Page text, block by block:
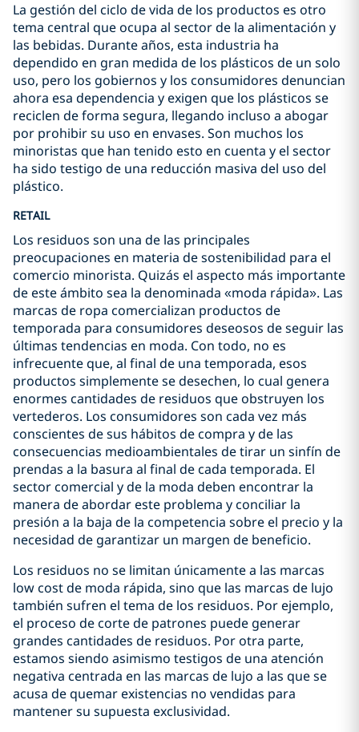
La gestión del ciclo de vida de los productos es otro
tema central que ocupa al sector de la alimentación y
las bebidas. Durante años, esta industria ha
dependido en gran medida de los plásticos de un solo
uso, pero los gobiernos y los consumidores denuncian
ahora esa dependencia y exigen que los plásticos se
reciclen de forma segura, llegando incluso a abogar
por prohibir su uso en envases. Son muchos los
minoristas que han tenido esto en cuenta y el sector
ha sido testigo de una reducción masiva del uso del
plástico.
RETAIL
Los residuos son una de las principales
preocupaciones en materia de sostenibilidad para el
comercio minorista. Quizás el aspecto más importante
de este ámbito sea la denominada «moda rápida». Las
marcas de ropa comercializan productos de
temporada para consumidores deseosos de seguir las
últimas tendencias en moda. Con todo, no es
infrecuente que, al final de una temporada, esos
productos simplemente se desechen, lo cual genera
enormes cantidades de residuos que obstruyen los
vertederos. Los consumidores son cada vez más
conscientes de sus hábitos de compra y de las
consecuencias medioambientales de tirar un sinfín de
prendas a la basura al final de cada temporada. El
sector comercial y de la moda deben encontrar la
manera de abordar este problema y conciliar la
presión a la baja de la competencia sobre el precio y la
necesidad de garantizar un margen de beneficio.
Los residuos no se limitan únicamente a las marcas
low cost de moda rápida, sino que las marcas de lujo
también sufren el tema de los residuos. Por ejemplo,
el proceso de corte de patrones puede generar
grandes cantidades de residuos. Por otra parte,
estamos siendo asimismo testigos de una atención
negativa centrada en las marcas de lujo a las que se
acusa de quemar existencias no vendidas para
mantener su supuesta exclusividad.